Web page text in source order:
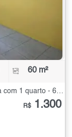
60 m²
Casa Térrea para Alugar na Casa Verde Alta com 1 quarto - 60 m²
R$ 1.300